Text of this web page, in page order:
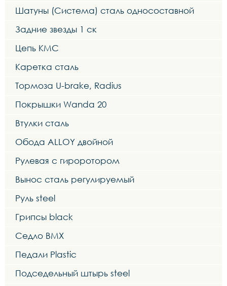
Шатуны (Система) сталь односоставной
Задние звезды 1 ск
Цепь KMC
Каретка сталь
Тормоза U-brake, Radius
Покрышки Wanda 20
Втулки сталь
Обода ALLOY двойной
Рулевая с гироротором
Вынос сталь регулируемый
Руль steel
Грипсы black
Седло BMX
Педали Plastic
Подседельный штырь steel